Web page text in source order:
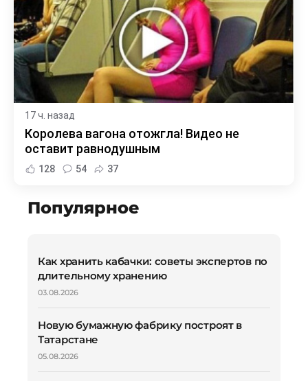
17 ч. назад
Королева вагона отожгла! Видео не
оставит равнодушным
128 54 37
Популярное
Как хранить кабачки: советы экспертов по
длительному хранению
03.08.2026
Новую бумажную фабрику построят в
Татарстане
05.08.2026